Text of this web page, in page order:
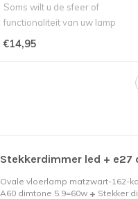
Soms wilt u de sfeer of
functionaliteit van uw lamp
aanpassen aan wat die doet..
€14,95
Stekkerdimmer led + e27
Ovale vloerlamp matzwart-162-
A60 dimtone 5.9=60w
Stekker